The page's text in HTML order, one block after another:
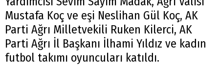
Mustafa Koç ve eşi Neslihan Gül Koç, AK
Parti Ağrı Milletvekili Ruken Kilerci, AK
Parti Ağrı İl Başkanı İlhami Yıldız ve kadın
futbol takımı oyuncuları katıldı.